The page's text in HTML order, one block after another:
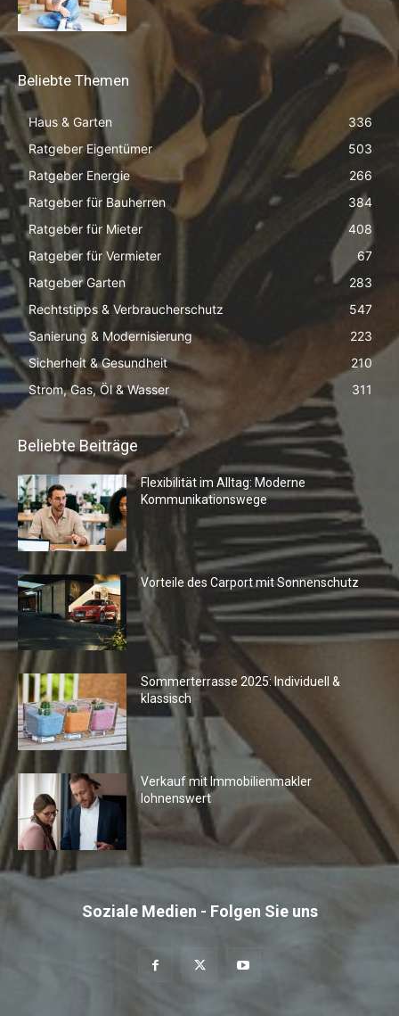
Beliebte Themen
Haus & Garten
336
Ratgeber Eigentümer
503
Ratgeber Energie
266
Ratgeber für Bauherren
384
Ratgeber für Mieter
408
Ratgeber für Vermieter
67
Ratgeber Garten
283
Rechtstipps & Verbraucherschutz
547
Sanierung & Modernisierung
223
Sicherheit & Gesundheit
210
Strom, Gas, Öl & Wasser
311
Beliebte Beiträge
Flexibilität im Alltag: Moderne
Kommunikationswege
Vorteile des Carport mit Sonnenschutz
Sommerterrasse 2025: Individuell &
klassisch
Verkauf mit Immobilienmakler
lohnenswert
Soziale Medien - Folgen Sie uns